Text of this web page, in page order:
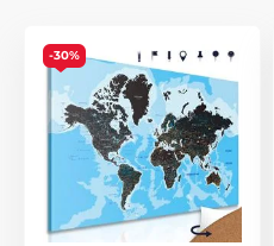
-30%